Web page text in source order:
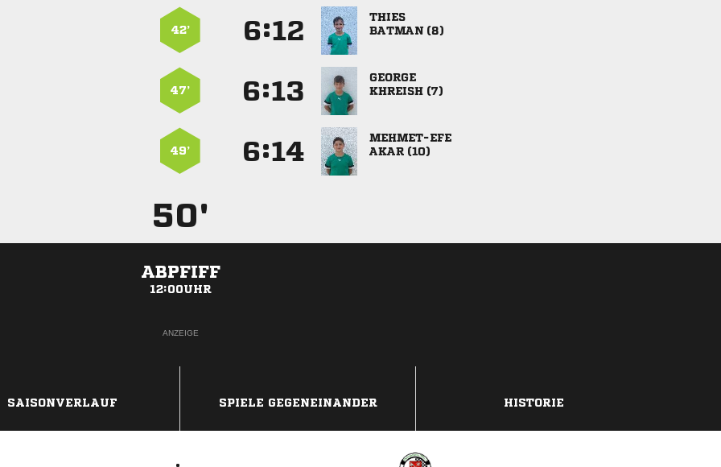
42’ :

 
47’ :

 
49’ :

 
50'
ABPFIFF
12:00UHR
ANZEIGE
SAISONVERLAUF SPIELE GEGENEINANDER HISTORIE